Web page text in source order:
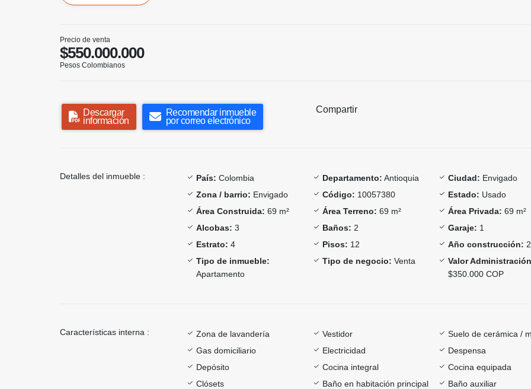
Precio de venta
$550.000.000
Pesos Colombianos
Descargar
información
Recomendar inmueble
por correo electrónico
Compartir
Detalles del inmueble : País: Colombia Departamento: Antioquia Ciudad: Envigado
Zona / barrio: Envigado Código: 10057380 Estado: Usado
Área Construida: 69 m² Área Terreno: 69 m² Área Privada: 69 m²
Alcobas: 3 Baños: 2 Garaje: 1
Estrato: 4 Pisos: 12 Año construcción:
Tipo de inmueble:
Apartamento
Tipo de negocio: Venta
Valor
$350.000 COP
Características interna : Zona de lavandería Vestidor
Suelo de cerámica /
Gas domiciliario
Electricidad
Despensa
Depósito
Cocina integral
Cocina equipada
Clósets
Baño en habitación principal
Baño auxiliar